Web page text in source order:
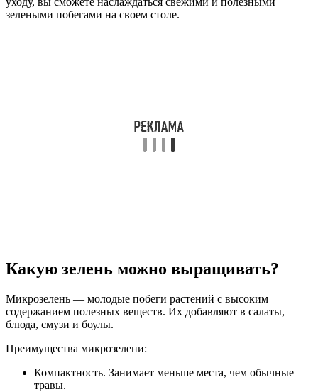
зелеными побегами на своем столе.
Какую зелень можно выращивать?
Микрозелень — молодые побеги растений с высоким
содержанием полезных веществ. Их добавляют в салаты,
блюда, смузи и боулы.
Преимущества микрозелени:
Компактность. Занимает меньше места, чем обычные
травы.